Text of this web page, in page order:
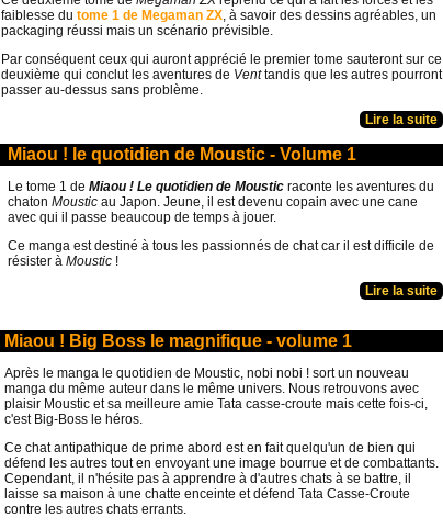
faiblesse du tome 1 de Megaman ZX, à savoir des dessins agréables, un
packaging réussi mais un scénario prévisible.
Par conséquent ceux qui auront apprécié le premier tome sauteront sur ce
deuxième qui conclut les aventures de Venttandis que les autres pourront
passer au-dessus sans problème.
Lire la suite
Miaou ! le quotidien de Moustic - Volume 1
Le tome 1 de Miaou ! Le quotidien de Moustic raconte les aventures du
chaton Moustic au Japon. Jeune, il est devenu copain avec une cane
avec qui il passe beaucoup de temps à jouer.
Ce manga est destiné à tous les passionnés de chat car il est difficile de
résister à Moustic !
Lire la suite
Miaou ! Big Boss le magnifique - volume 1
Après le manga le quotidien de Moustic, nobi nobi ! sort un nouveau
manga du même auteur dans le même univers. Nous retrouvons avec
plaisir Moustic et sa meilleure amie Tata casse-croute mais cette fois-ci,
c'est Big-Boss le héros.
Ce chat antipathique de prime abord est en fait quelqu'un de bien qui
défend les autres tout en envoyant une image bourrue et de combattants.
Cependant, il n'hésite pas à apprendre à d'autres chats à se battre, il
laisse sa maison à une chatte enceinte et défend Tata Casse-Croute
contre les autres chats errants.